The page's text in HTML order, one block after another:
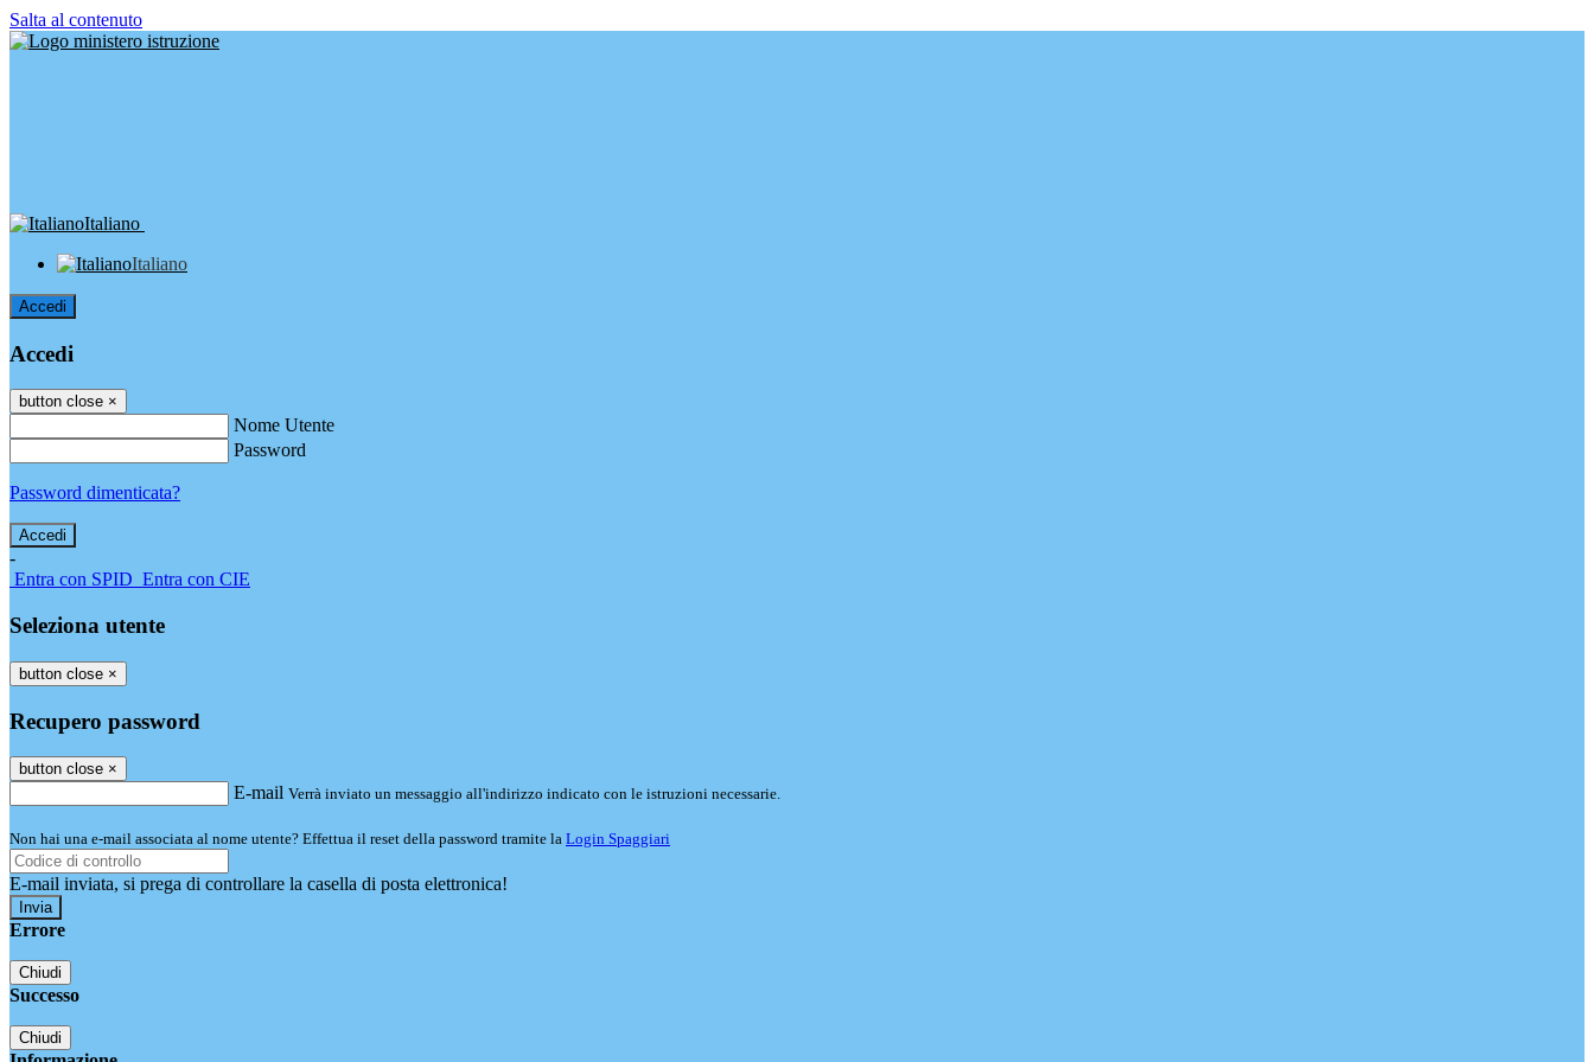
Salta al contenuto
Italiano
Italiano
Accedi
Accedi
button close ×
Nome Utente
Password
Password dimenticata?
-
Entra con SPID Entra con CIE
Seleziona utente
button close ×
Recupero password
button close ×
E-mail Verrà inviato un messaggio all'indirizzo indicato con le istruzioni necessarie.
Non hai una e-mail associata al nome utente? Effettua il reset della password tramite la Login Spaggiari
E-mail inviata, si prega di controllare la casella di posta elettronica!
Errore
Chiudi
Successo
Chiudi